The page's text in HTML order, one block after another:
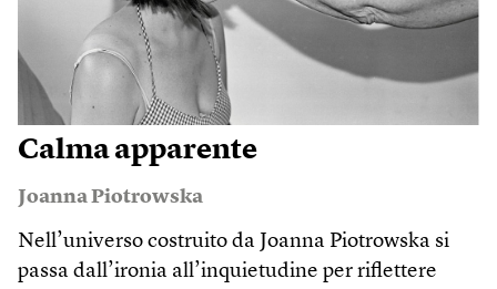
Calma apparente
Joanna Piotrowska
Nell’universo costruito da Joanna Piotrowska si
passa dall’ironia all’inquietudine per riflettere